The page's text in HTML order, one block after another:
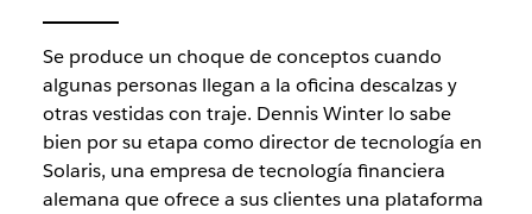
Se produce un choque de conceptos cuando
algunas personas llegan a la oficina descalzas y
otras vestidas con traje. Dennis Winter lo sabe
bien por su etapa como director de tecnología en
Solaris, una empresa de tecnología financiera
alemana que ofrece a sus clientes una plataforma